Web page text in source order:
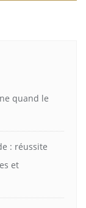
quand le
: réussite
et